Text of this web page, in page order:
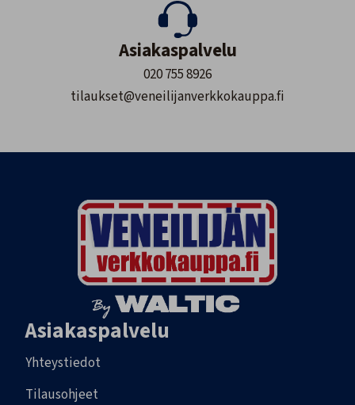
Asiakaspalvelu
020 755 8926
tilaukset@veneilijanverkkokauppa.fi
Asiakaspalvelu
Yhteystiedot
Tilausohjeet